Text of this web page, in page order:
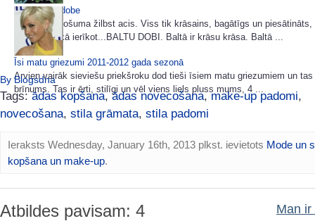
Baltā puķu dobe
No rudens košuma žilbst acis. Viss tik krāsains, bagātīgs un piesātināts,
pastāstīšu kā ierīkot...BALTU DOBI. Baltā ir krāsu krāsa. Baltā ...
Īsi matu griezumi 2011-2012 gada sezonā
Arvien vairāk sieviešu priekšroku dod tieši īsiem matu griezumiem un
brīnums. Tas ir ērti, stilīgi un vēl viens liels pluss mums, 4 ...
By Blogsdna
Tags:ādas kopšana,ādas novecošana,make-up padomi,
novecošana, stila grāmata, stila padomi
Ieraksts Wednesday, January 16th, 2013 plkst. ievietots Mode un
kopšana un make-up.
Atbildes pavisam: 4 Man ir